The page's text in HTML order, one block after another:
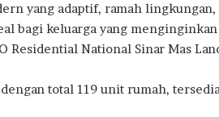
yang adaptif, ramah lingkungan,
bagi keluarga yang
Residential National Sinar Mas
total 119 unit rumah,
P
e
r
a